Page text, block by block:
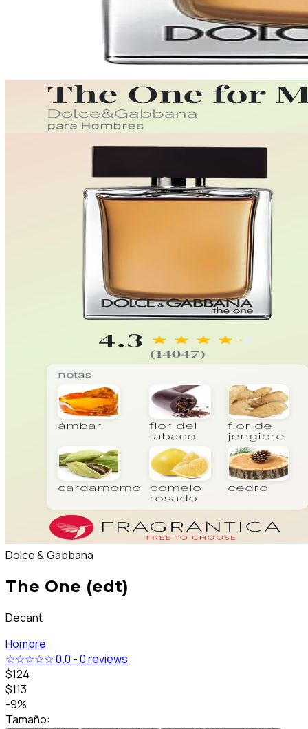
Dolce & Gabbana
The One (edt)
Decant
Hombre
☆☆☆☆☆0.0 -0 reviews
$124
$113
-9%
Tamaño: